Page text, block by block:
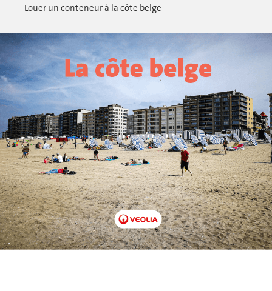
Louer un conteneur à la côte belge